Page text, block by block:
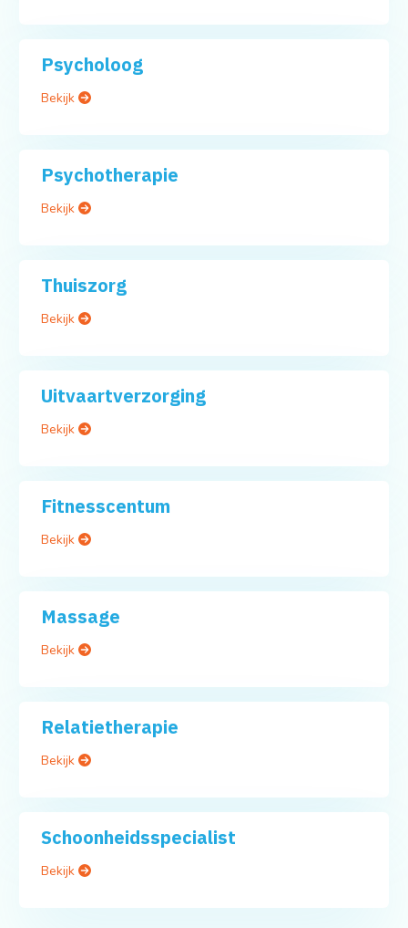
Psycholoog
Bekijk
Psychotherapie
Bekijk
Thuiszorg
Bekijk
Uitvaartverzorging
Bekijk
Fitnesscentum
Bekijk
Massage
Bekijk
Relatietherapie
Bekijk
Schoonheidsspecialist
Bekijk